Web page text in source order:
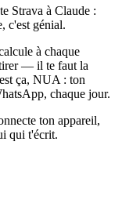
Strava à Claude :
c'est génial.
à chaque
tirer — il te faut la
ça, NUA : ton
chaque jour.
ton appareil,
qui t'écrit.